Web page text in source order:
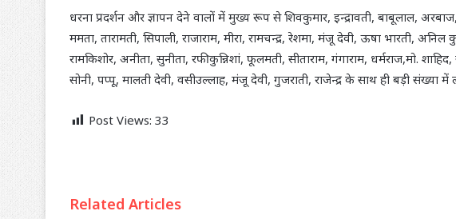
धरना प्रदर्शन और ज्ञापन देने वालों में मुख्य रूप से शिवकुमार, इन्द्रावती, बाबूलाल,
ममता, तारामती, सिपाली, राजाराम, मीरा, रामचन्द्र, रेशमा, मंजू देवी, ऊषा भारती, अनिल
रामकिशोर, अनीता, सुनीता, रफीकुन्निशां, फूलमती, सीताराम, गंगाराम, धर्मराज,मो.
सोनी, पप्पू, मालती देवी, वसीउल्लाह, मंजू देवी, गुजराती, राजेन्द्र के साथ ही बड़ी संख्या में
Post Views: 33
Related Articles